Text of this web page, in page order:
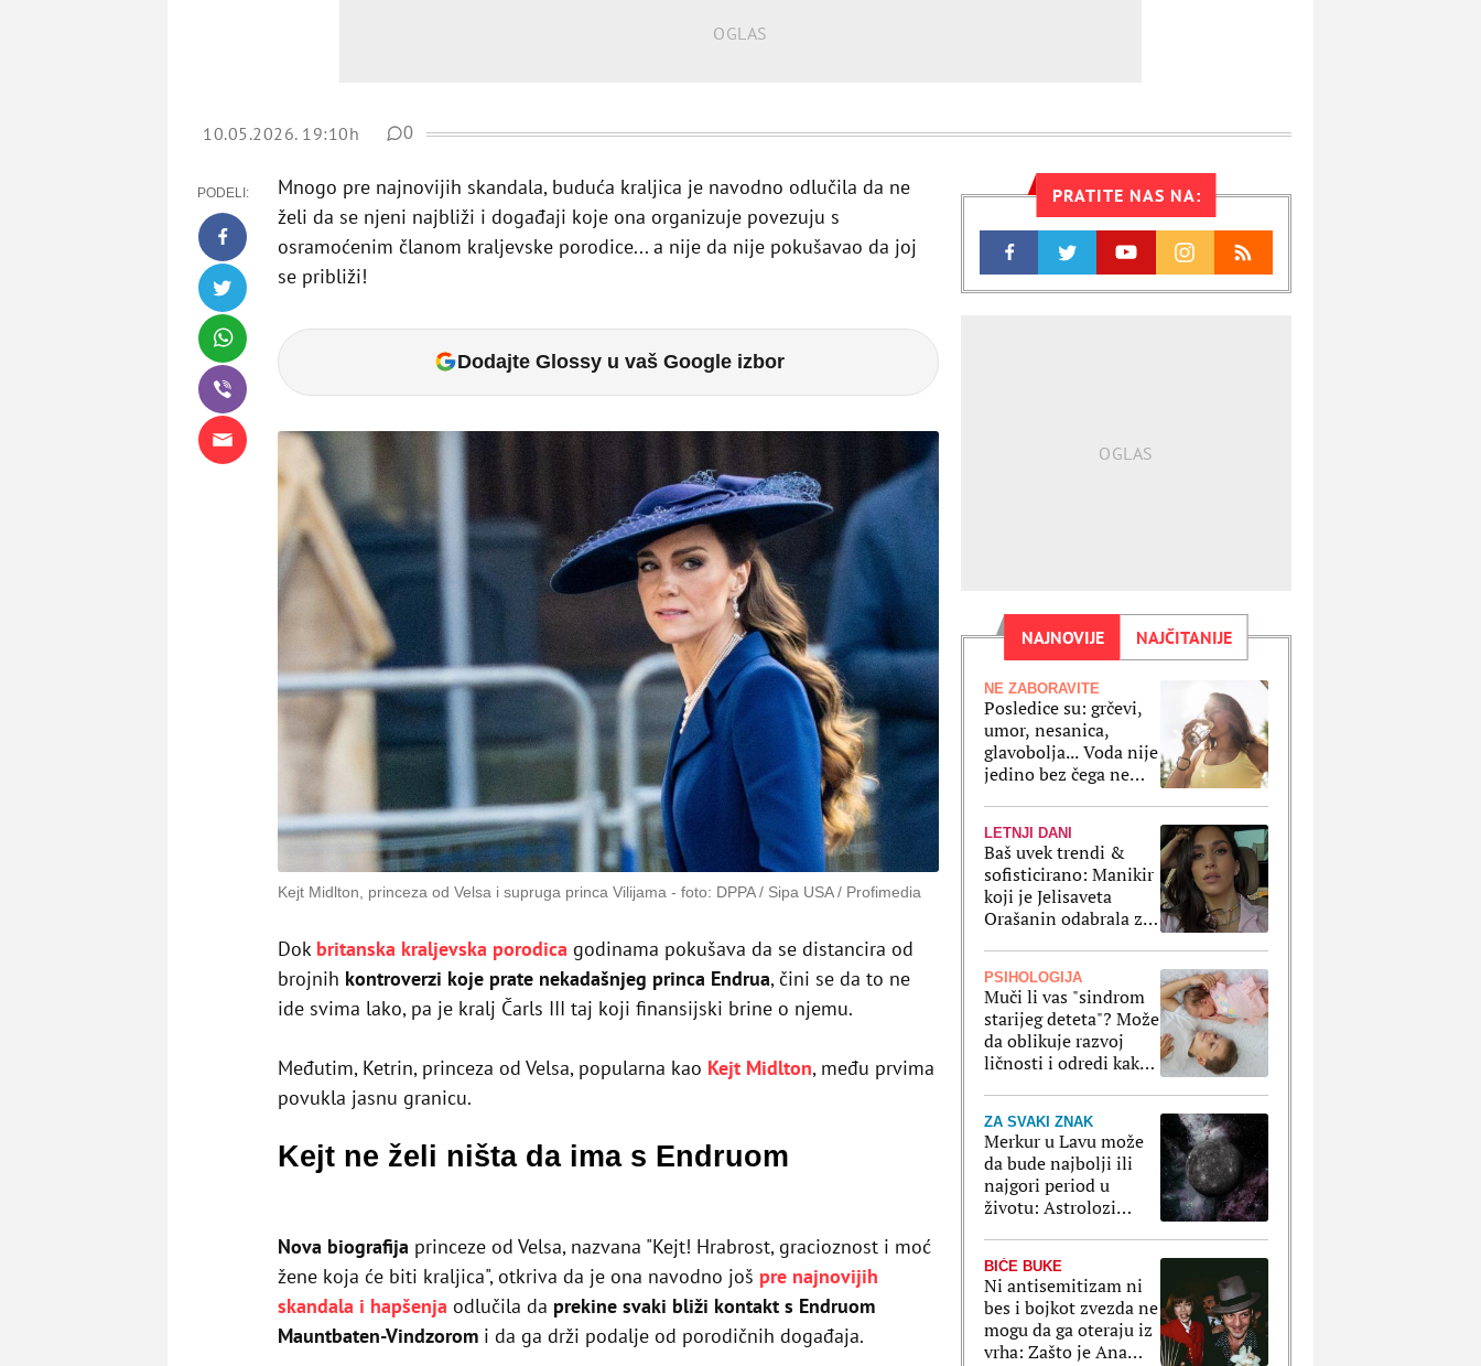
10.05.2026. 19:10h 0
PODELI:
Mnogo pre najnovijih skandala, buduća kraljica je navodno odlučila da ne
želi da se njeni najbliži i događaji koje ona organizuje povezuju s
osramoćenim članom kraljevske porodice... a nije da nije pokušavao da joj
se približi!
Dodajte Glossy u vaš Google izbor
Kejt Midlton, princeza od Velsa i supruga princa Vilijama foto: DPPA / Sipa USA / Profimedia
Dok britanska kraljevska porodica godinama pokušava da se distancira od
brojnih kontroverzi koje prate nekadašnjeg princa Endrua, čini se da to ne
ide svima lako, pa je kralj Čarls III taj koji finansijski brine o njemu.
Međutim, Ketrin, princeza od Velsa, popularna kao Kejt Midlton, među prvima
povukla jasnu granicu.
Kejt ne želi ništa da ima s Endruom
Nova biografija princeze od Velsa, nazvana "Kejt! Hrabrost, gracioznost i moć
žene koja će biti kraljica", otkriva da je ona navodno još pre najnovijih
skandala i hapšenja odlučila da prekine svaki bliži kontakt s Endruom
Mauntbaten-Vindzorom i da ga drži podalje od porodičnih događaja.
PRATITE NAS NA:
NAJNOVIJE NAJČITANIJE
NE ZABORAVITE
Posledice su: grčevi,
umor, nesanica,
glavobolja... Voda nije
jedino bez čega ne
LETNJI DANI
Baš uvek trendi &
sofisticirano: Manikir
koji je Jelisaveta
Orašanin odabrala za
PSIHOLOGIJA
Muči li vas "sindrom
starijeg deteta"? Može
da oblikuje razvoj
ličnosti i odredi kako
ZA SVAKI ZNAK
Merkur u Lavu može
da bude najbolji ili
najgori period u
životu: Astrolozi
dobro
BIĆE BUKE
Ni antisemitizam ni
bes i bojkot zvezda ne
mogu da ga oteraju iz
vrha: Zašto je Ana